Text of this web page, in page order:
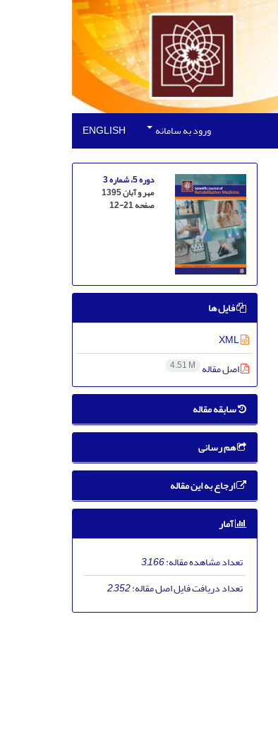
ورود به سامانه ENGLISH
دوره 5، شماره 3
مهر و آبان 1395
صفحه12-21
فایل ها
XML
اصل مقاله 4.51 M
سابقه مقاله
هم رسانی
ارجاع به این مقاله
آمار
تعداد مشاهده مقاله:3,166
تعداد دریافت فایل اصل مقاله:2,352